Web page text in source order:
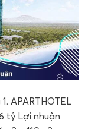
APARTHOTEL
tỷ Lợi nhuận